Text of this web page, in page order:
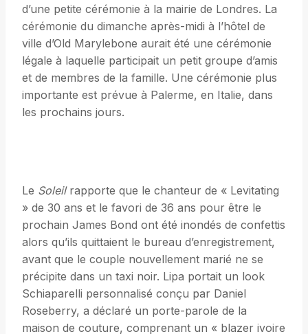
d’une petite cérémonie à la mairie de Londres. La
cérémonie du dimanche après-midi à l’hôtel de
ville d’Old Marylebone aurait été une cérémonie
légale à laquelle participait un petit groupe d’amis
et de membres de la famille. Une cérémonie plus
importante est prévue à Palerme, en Italie, dans
les prochains jours.
Le Soleilrapporte que le chanteur de « Levitating
» de 30 ans et le favori de 36 ans pour être le
prochain James Bond ont été inondés de confettis
alors qu’ils quittaient le bureau d’enregistrement,
avant que le couple nouvellement marié ne se
précipite dans un taxi noir. Lipa portait un look
Schiaparelli personnalisé conçu par Daniel
Roseberry, a déclaré un porte-parole de la
maison de couture, comprenant un « blazer ivoire